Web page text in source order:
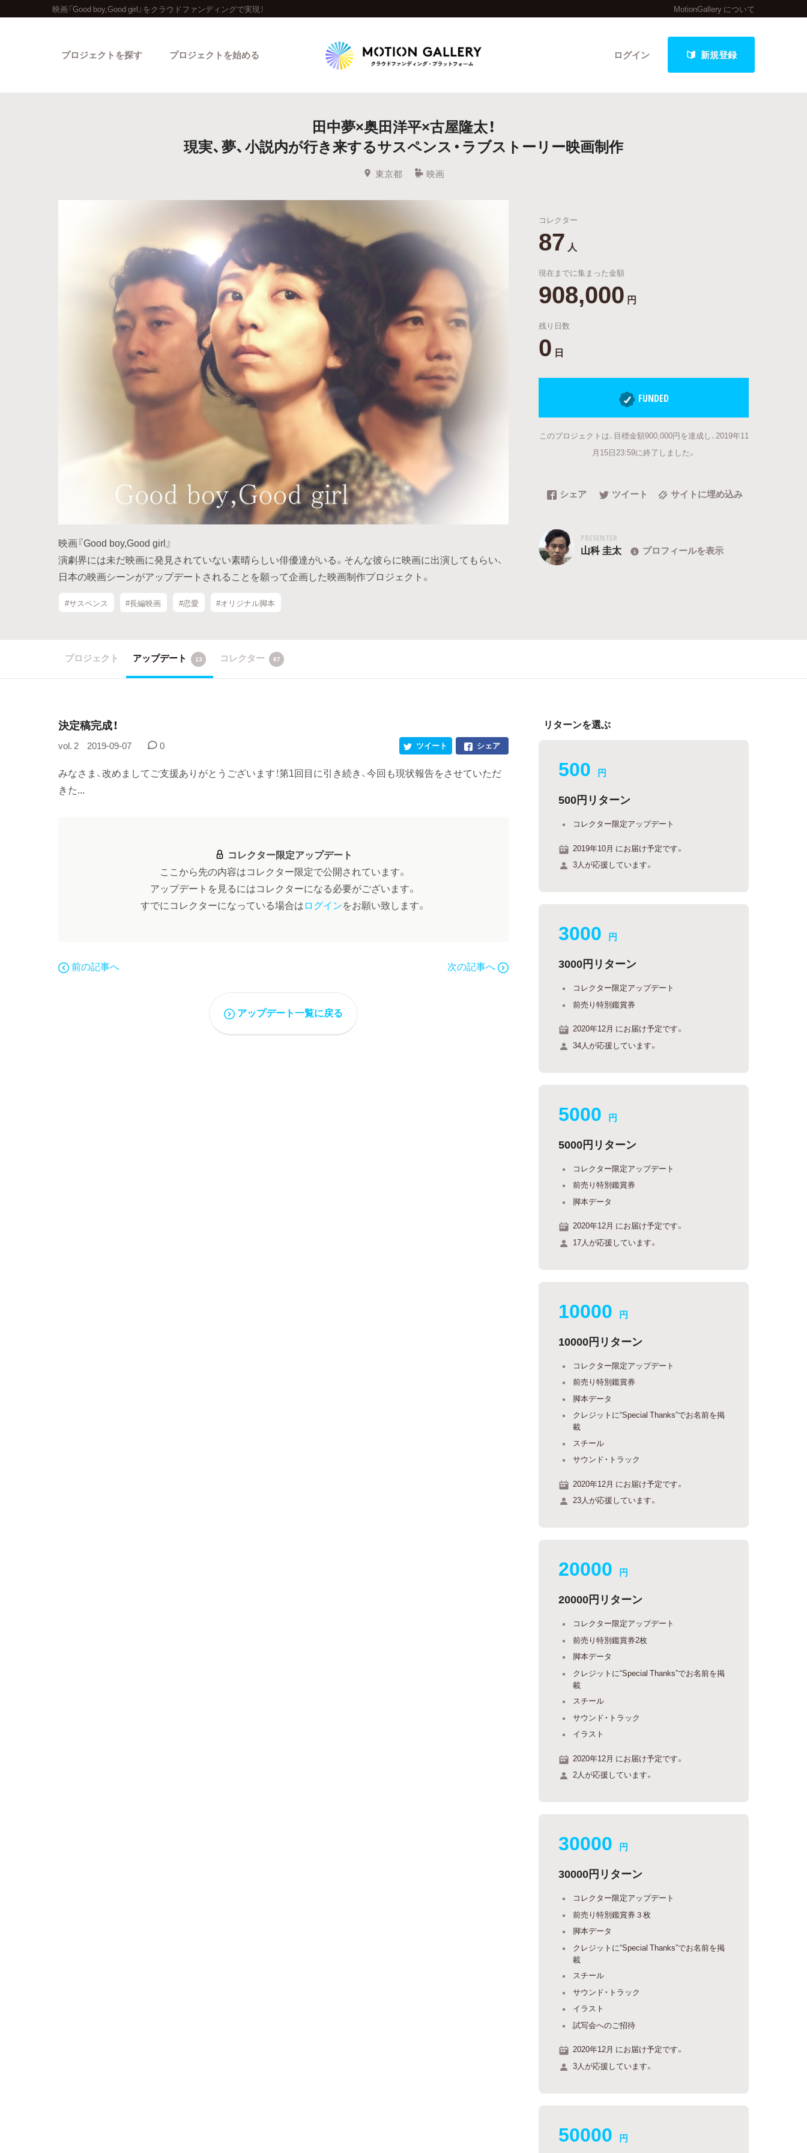
映画『Good boy,Good girl』をクラウドファンディングで実現！ MotionGallery について
ログイン 新規登録
プロジェクトを探す
人気のプロジェクト 新着プロジェクト 終了間近のプロジェクト
Feature
カテゴリーから探す タグから探す キュレーターから探す
Legendary
最新達成プロジェクト 調達額が大きいプロジェクト
プロジェクトを始める
田中夢×奥田洋平×古屋隆太！
現実、夢、小説内が行き来するサスペンス・ラブストーリー映画制作
東京都 映画
映画『Good boy,Good girl』
演劇界には未だ映画に発見されていない素晴らしい俳優達がいる。そんな彼らに映画に出演してもらい、
日本の映画シーンがアップデートされることを願って企画した映画制作プロジェクト。
#サスペンス #長編映画 #恋愛 #オリジナル脚本
コレクター
87 人
現在までに集まった金額
908,000 円
残り日数
0 日
FUNDED
このプロジェクトは、目標金額900,000円を達成し、2019年11
月15日23:59に終了しました。
シェア ツイート サイトに埋め込み
PRESENTER
山科 圭太 プロフィールを表示
プロジェクト アップデート 13 コレクター 87
決定稿完成！
vol. 2 2019-09-07 0 シェア
ツイート
みなさま、改めましてご支援ありがとうございます！第1回目に引き続き、今回も現状報告をさせていただ
きた...
コレクター限定アップデート
ここから先の内容はコレクター限定で公開されています。
アップデートを見るにはコレクターになる必要がございます。
すでにコレクターになっている場合はログインをお願い致します。
前の記事へ 次の記事へ
アップデート一覧に戻る
リターンを選ぶ
500 円
500円リターン
コレクター限定アップデート
2019年10月 にお届け予定です。
3人が応援しています。
3000 円
3000円リターン
コレクター限定アップデート
前売り特別鑑賞券
2020年12月 にお届け予定です。
34人が応援しています。
5000 円
5000円リターン
コレクター限定アップデート
前売り特別鑑賞券
脚本データ
2020年12月 にお届け予定です。
17人が応援しています。
10000 円
10000円リターン
コレクター限定アップデート
前売り特別鑑賞券
脚本データ
クレジットに“Special Thanks”でお名前を掲
載
スチール
サウンド・トラック
2020年12月 にお届け予定です。
23人が応援しています。
20000 円
20000円リターン
コレクター限定アップデート
前売り特別鑑賞券2枚
脚本データ
クレジットに“Special Thanks”でお名前を掲
載
スチール
サウンド・トラック
イラスト
2020年12月 にお届け予定です。
2人が応援しています。
30000 円
30000円リターン
コレクター限定アップデート
前売り特別鑑賞券３枚
脚本データ
クレジットに“Special Thanks”でお名前を掲
載
スチール
サウンド・トラック
イラスト
試写会へのご招待
2020年12月 にお届け予定です。
3人が応援しています。
50000 円